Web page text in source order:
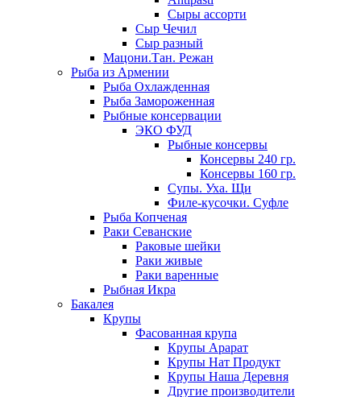
Сыры ассорти
Сыр Чечил
Сыр разный
Мацони.Тан. Режан
Рыба из Армении
Рыба Охлажденная
Рыба Замороженная
Рыбные консервации
ЭКО ФУД
Рыбные консервы
Консервы 240 гр.
Консервы 160 гр.
Супы. Уха. Щи
Филе-кусочки. Суфле
Рыба Копченая
Раки Севанские
Раковые шейки
Раки живые
Раки варенные
Рыбная Икра
Бакалея
Крупы
Фасованная крупа
Крупы Арарат
Крупы Нат Продукт
Крупы Наша Деревня
Другие производители